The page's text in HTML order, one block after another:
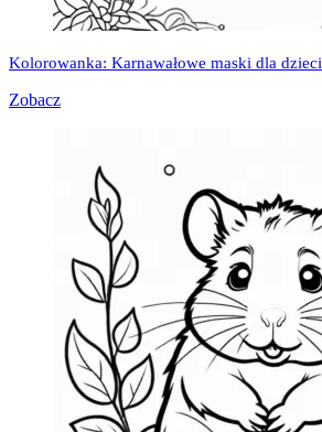
Kolorowanka: Karnawałowe maski dla dzieci
Zobacz